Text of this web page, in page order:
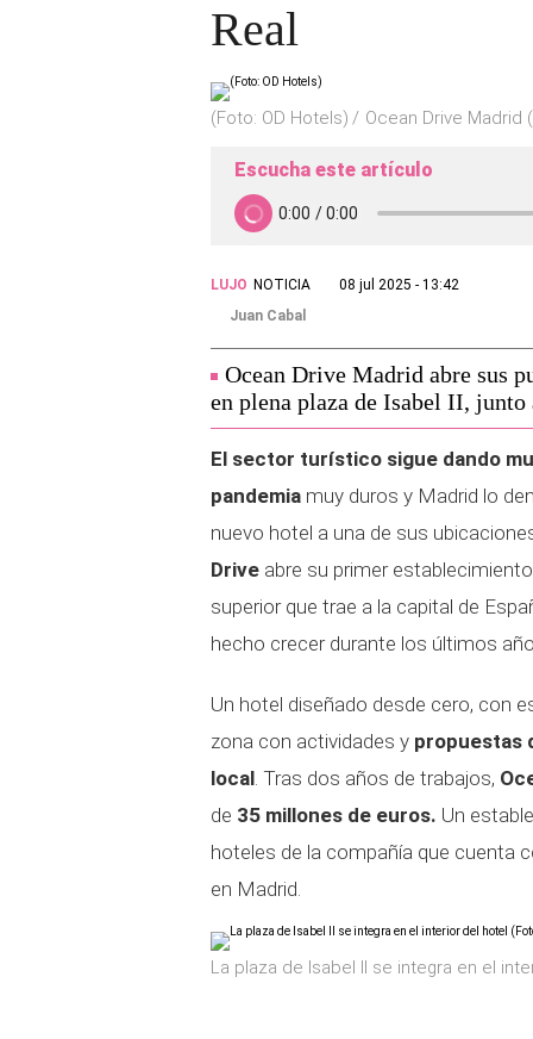
Real
(Foto: OD Hotels) Ocean Drive Madrid
Escucha este artículo
LUJO NOTICIA
08 jul 2025 - 13:42
Juan Cabal
Ocean Drive Madrid abre sus
en plena plaza de Isabel II,
El sector turístico sigue dando
pandemia muy duros y Madrid lo
nuevo hotel a una de sus
Drive abre su primer
superior que trae a la capital de
hecho crecer durante los últimos
Un hotel diseñado desde cero, con
zona con actividades y propuestas
local. Tras dos años de trabajos,
de 35 millones de euros. Un
hoteles de la compañía que cuenta
en Madrid.
La plaza de Isabel II se integra en el